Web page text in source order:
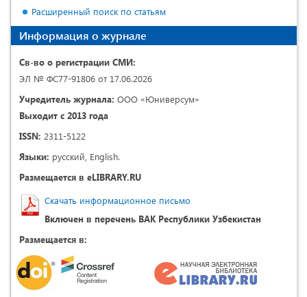
Расширенный поиск по статьям
Информация о журнале
Св-во о регистрации СМИ:
ЭЛ № ФС77-91806 от 17.06.2026
Учредитель журнала: ООО «Юниверсум»
Выходит с 2013 года
ISSN: 2311-5122
Языки: русский, English.
Размещается в eLIBRARY.RU
Скачать информационное письмо
Включен в перечень ВАК Республики Узбекистан
Размещается в: